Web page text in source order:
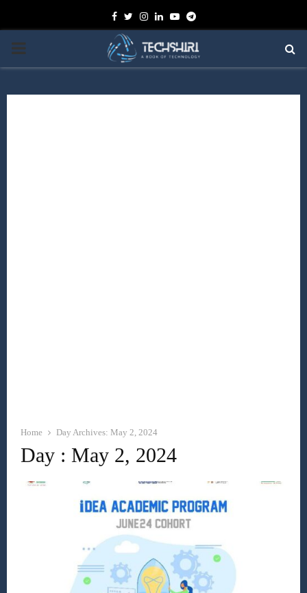
Facebook
TwitterInstagram
Linkedin
YoutubeTelegram
PRIMARY
Home Day Archives: May 2, 2024
Day : May 2, 2024